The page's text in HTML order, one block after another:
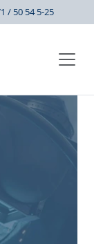
/ 50 54 5-25